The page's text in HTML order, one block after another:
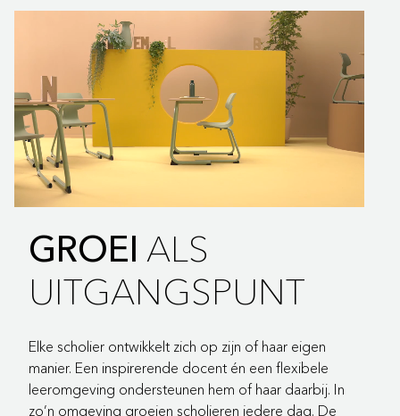
GROEI ALS
UITGANGSPUNT
Elke scholier ontwikkelt zich op zijn of haar eigen
manier. Een inspirerende docent én een flexibele
leeromgeving ondersteunen hem of haar daarbij. In
zo’n omgeving groeien scholieren iedere dag. De